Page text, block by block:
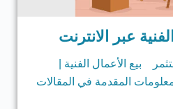
عبر الانترنت
بيع الأعمال الفنية |
المقدمة في المقالات